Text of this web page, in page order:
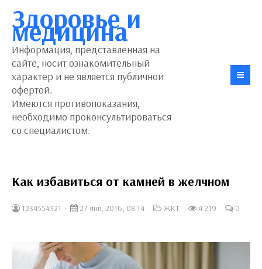
Здоровье и
медицина
Информация, представленная на
сайте, носит ознакомительный
характер и не является публичной
офертой.
Имеются противопоказания,
необходимо проконсультироваться
со специалистом.
Как избавиться от камней в желчном
1234554321 27-янв, 2016, 08:14 ЖКТ 4 219 0